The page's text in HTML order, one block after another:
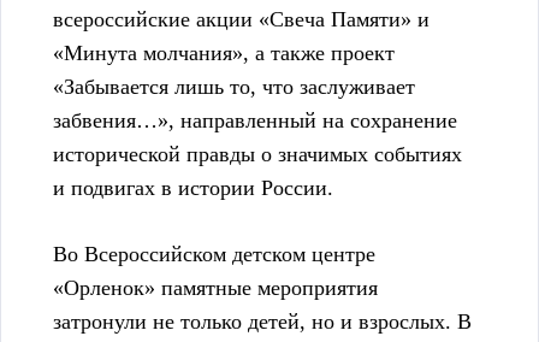
всероссийские акции «Свеча Памяти» и
«Минута молчания», а также проект
«Забывается лишь то, что заслуживает
забвения…», направленный на сохранение
исторической правды о значимых событиях
и подвигах в истории России.
Во Всероссийском детском центре
«Орленок» памятные мероприятия
затронули не только детей, но и взрослых. В